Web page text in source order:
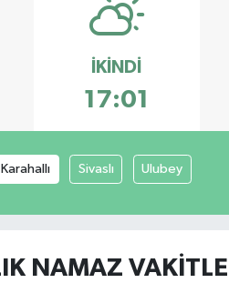
İKINDI
17:01
Karahallı Sivaslı Ulubey
NAMAZ